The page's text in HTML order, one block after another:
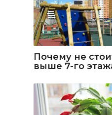
Почему не
выше 7-го